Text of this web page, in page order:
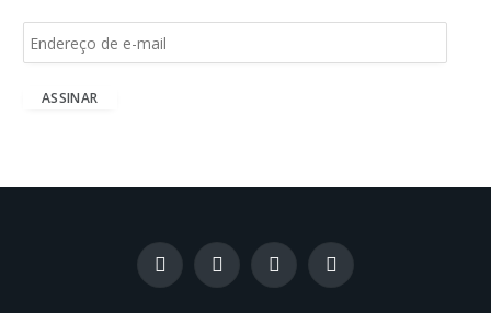
ASSINAR
Facebook
X
(Twitter)
InstagramLinkedIn